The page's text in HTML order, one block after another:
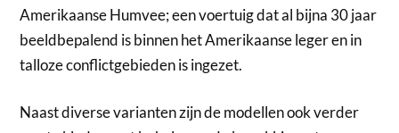
Amerikaanse Humvee; een voertuig dat al bijna 30 jaar
beeldbepalend is binnen het Amerikaanse leger en in
talloze conflictgebieden is ingezet.
Naast diverse varianten zijn de modellen ook verder